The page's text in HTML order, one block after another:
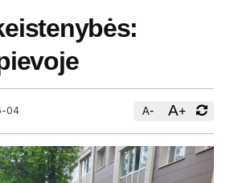
04 A- A+